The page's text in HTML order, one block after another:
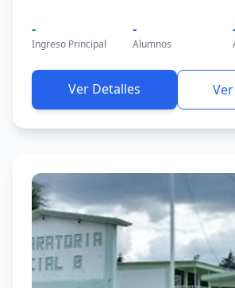
-
Ingreso Principal
-
Alumnos
Ver Detalles